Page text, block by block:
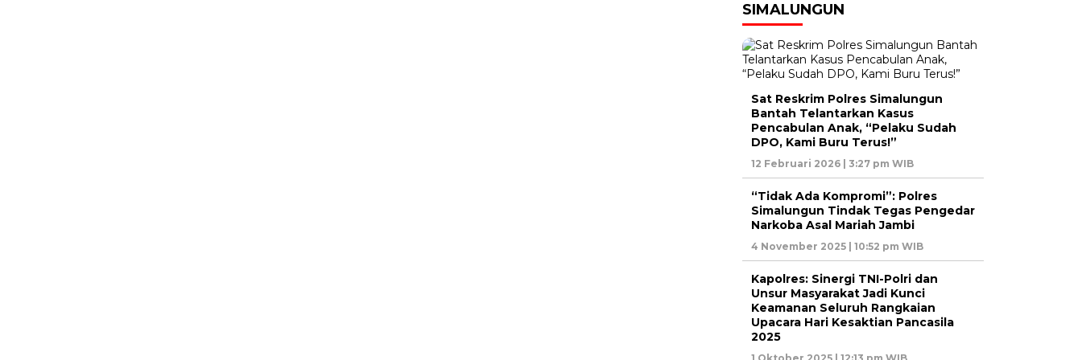
SIMALUNGUN
Sat Reskrim Polres Simalungun
Bantah Telantarkan Kasus
Pencabulan Anak, “Pelaku Sudah
DPO, Kami Buru Terus!”
12 Februari 2026 | 3:27 pm WIB
“Tidak Ada Kompromi”: Polres
Simalungun Tindak Tegas Pengedar
Narkoba Asal Mariah Jambi
4 November 2025 | 10:52 pm WIB
Kapolres: Sinergi TNI-Polri dan
Unsur Masyarakat Jadi Kunci
Keamanan Seluruh Rangkaian
Upacara Hari Kesaktian Pancasila
2025